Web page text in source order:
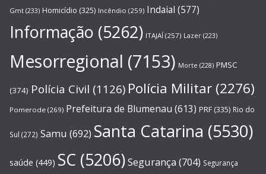
Gmt (233) Homicídio (325) Incêndio (259) Indaial (577)
Informação (5262) ITAJAÍ (257) Lazer (223)
Mesorregional (7153) Morte (228) PMSC
(374) Polícia Civil (1126) Polícia Militar (2276)
Pomerode (269) Prefeitura de Blumenau (613) PRF (335) Rio do
Sul (272) Samu (692) Santa Catarina (5530)
saúde (449) SC (5206)Segurança (704) Segurança